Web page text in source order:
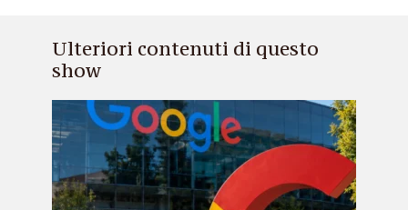
Ulteriori contenuti di questo
show